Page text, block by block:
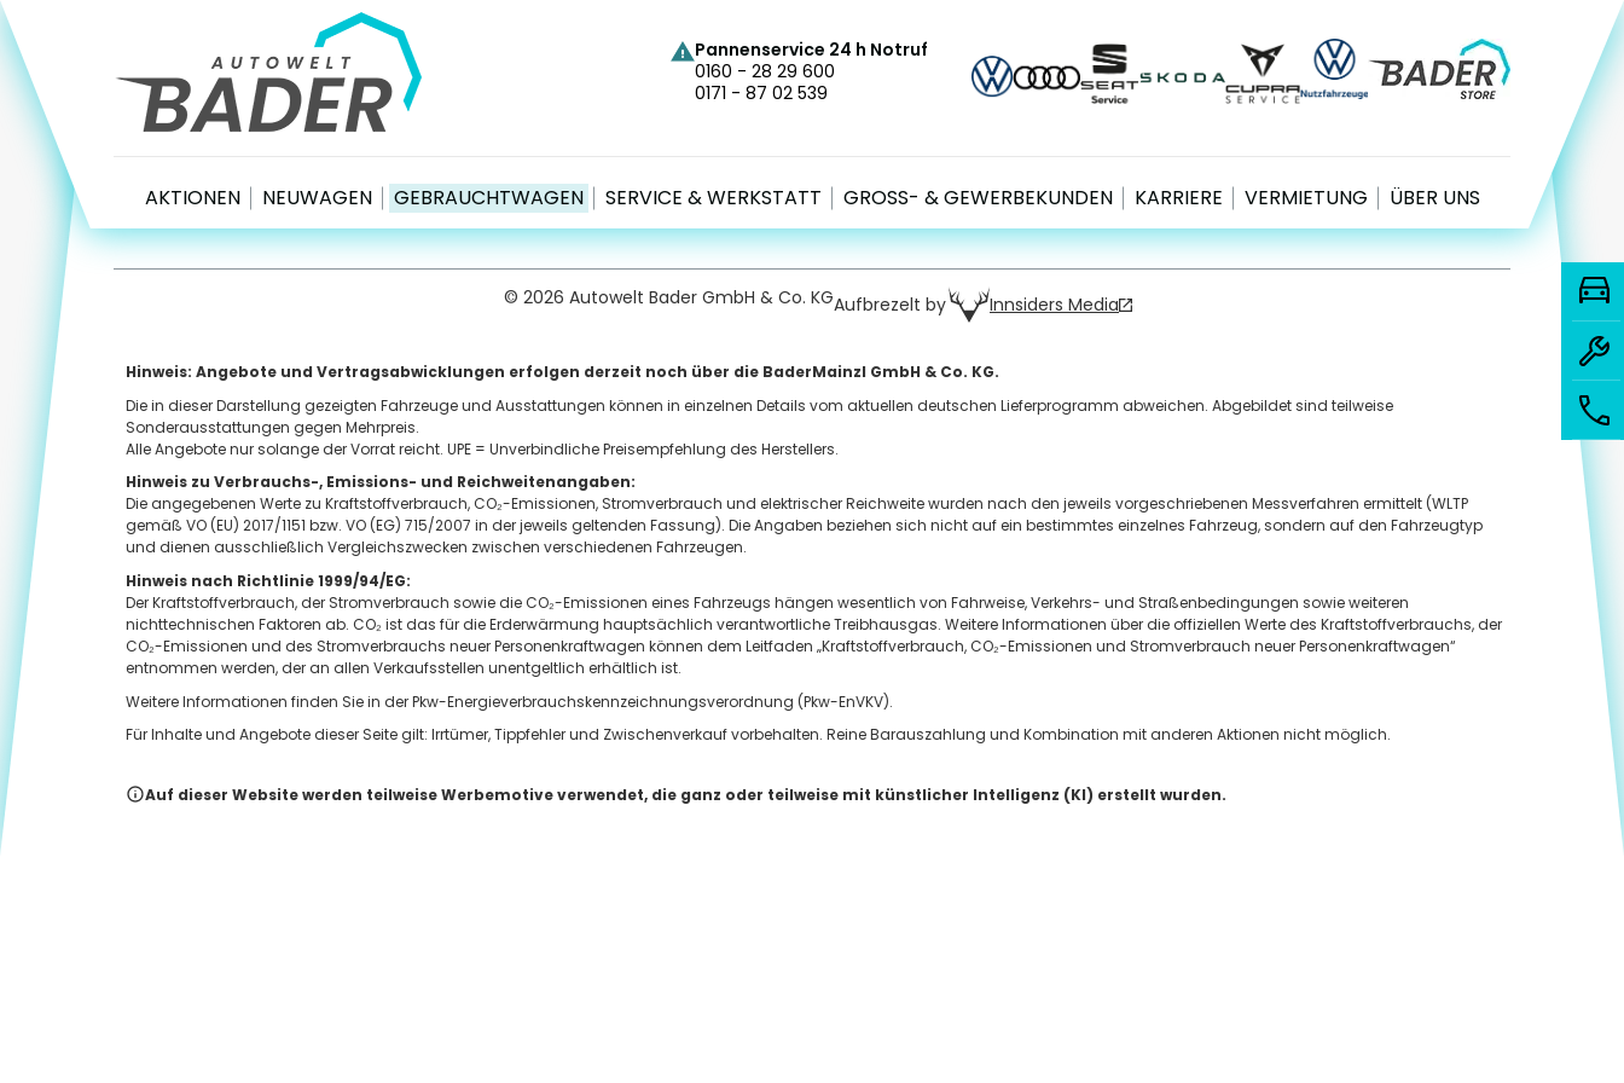
Autowelt Bader
Pannenservice 24 h Notruf
0160 - 28 29 600
0171 - 87 02 539
AKTIONEN NEUWAGEN GEBRAUCHTWAGEN SERVICE & WERKSTATT GROSS- & GEWERBEKUNDEN KARRIERE VERMIETUNG ÜBER UNS
BRUCKMÜHL-HEUFELD
Münchener Str. 2
83052 Bruckmühl-Heufeld
MEHR INFOS
WOLFRATSHAUSEN
Hans-Urmiller-Ring 40
82515 Wolfratshausen
MEHR INFOS
Facebook
Instagram
LinkedIn
YouTube
DATENSCHUTZ
© 2026 Autowelt Bader GmbH & Co. KGAufbrezelt by Innsiders Media
Hinweis: Angebote und Vertragsabwicklungen erfolgen derzeit noch über die BaderMainzl GmbH & Co. KG.
Die in dieser Darstellung gezeigten Fahrzeuge und Ausstattungen können in einzelnen Details vom aktuellen deutschen Lieferprogramm abweichen. Abgebildet sind teilweise
Sonderausstattungen gegen Mehrpreis.
Alle Angebote nur solange der Vorrat reicht. UPE = Unverbindliche Preisempfehlung des Herstellers.
Hinweis zu Verbrauchs-, Emissions- und Reichweitenangaben:
Die angegebenen Werte zu Kraftstoffverbrauch, CO₂-Emissionen, Stromverbrauch und elektrischer Reichweite wurden nach den jeweils vorgeschriebenen Messverfahren ermittelt (WLTP
gemäß VO (EU) 2017/1151 bzw. VO (EG) 715/2007 in der jeweils geltenden Fassung). Die Angaben beziehen sich nicht auf ein bestimmtes einzelnes Fahrzeug, sondern auf den Fahrzeugtyp
und dienen ausschließlich Vergleichszwecken zwischen verschiedenen Fahrzeugen.
Hinweis nach Richtlinie 1999/94/EG:
Der Kraftstoffverbrauch, der Stromverbrauch sowie die CO₂-Emissionen eines Fahrzeugs hängen wesentlich von Fahrweise, Verkehrs- und Straßenbedingungen sowie weiteren
nichttechnischen Faktoren ab. CO₂ ist das für die Erderwärmung hauptsächlich verantwortliche Treibhausgas. Weitere Informationen über die offiziellen Werte des Kraftstoffverbrauchs, der
CO₂-Emissionen und des Stromverbrauchs neuer Personenkraftwagen können dem Leitfaden „Kraftstoffverbrauch, CO₂-Emissionen und Stromverbrauch neuer Personenkraftwagen“
entnommen werden, der an allen Verkaufsstellen unentgeltlich erhältlich ist.
Weitere Informationen finden Sie in der Pkw-Energieverbrauchskennzeichnungsverordnung (Pkw-EnVKV).
Für Inhalte und Angebote dieser Seite gilt: Irrtümer, Tippfehler und Zwischenverkauf vorbehalten. Reine Barauszahlung und Kombination mit anderen Aktionen nicht möglich.
Auf dieser Website werden teilweise Werbemotive verwendet, die ganz oder teilweise mit künstlicher Intelligenz (KI) erstellt wurden.